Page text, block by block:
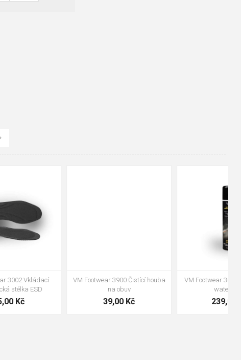
VM Footwear 3600 Impregnace
Bennon ABSORBA XTR ESD vložka